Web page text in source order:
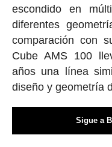
escondido en
diferentes
comparación con
Cube AMS 100
años una línea
diseño y geometría
Sigue a